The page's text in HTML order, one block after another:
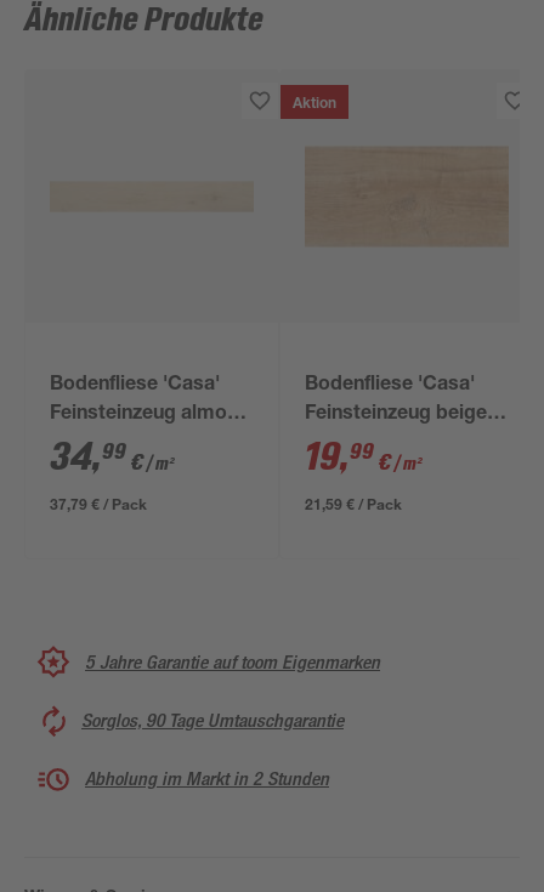
Ähnliche Produkte
Bodenfliese 'Casa'
Feinsteinzeug almond
15 x 90 cm
34,99 €/ m²
37,79 € / Pack
Aktion
Bodenfliese 'Casa'
Feinsteinzeug beige
30 x 60 cm
19,99 €/ m²
21,59 € / Pack
5 Jahre Garantie auf toom Eigenmarken
Sorglos, 90 Tage Umtauschgarantie
Abholung im Markt in 2 Stunden